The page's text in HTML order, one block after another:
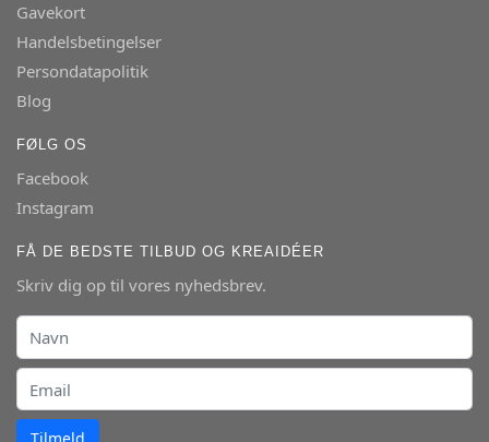
Gavekort
Handelsbetingelser
Persondatapolitik
Blog
FØLG OS
Facebook
Instagram
FÅ DE BEDSTE TILBUD OG KREAIDÉER
Skriv dig op til vores nyhedsbrev.